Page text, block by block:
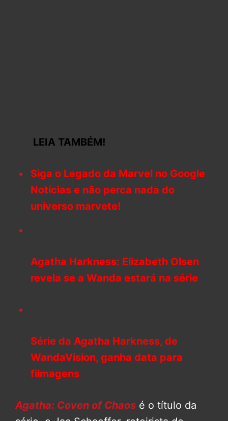
LEIA TAMBÉM!
Siga o Legado da Marvel no Google
Notícias e não perca nada do
universo marvete!
Agatha Harkness: Elizabeth Olsen
revela se a Wanda estará na série
Série da Agatha Harkness, de
WandaVision, ganha data para
filmagens
Agatha: Coven of Chaos é o título da